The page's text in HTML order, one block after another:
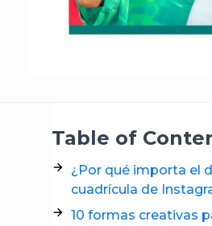
Table of
¿Por qué importa el
cuadrícula de
10 formas creativas